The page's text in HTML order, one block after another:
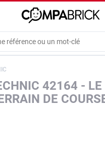
42164 - LE
DE
panel